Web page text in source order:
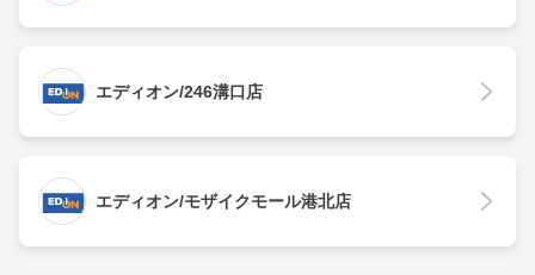
エディオン/246溝口店
エディオン/モザイクモール港北店